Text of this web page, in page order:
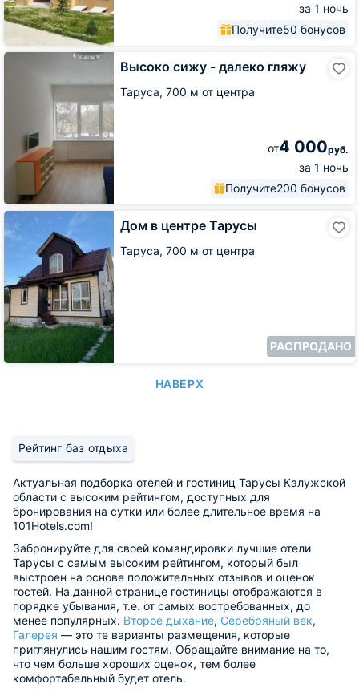
за 1 ночь
Получите50 бонусов
Высоко сижу - далеко гляжу
Таруса, 700 м от центра
от4 000руб.
за 1 ночь
Получите200 бонусов
Высоко
Дом в центре Тарусы
Таруса, 700 м от центра
РАСПРОДАНО
Дом
в
НАВЕРХ
Рейтинг баз отдыха
Актуальная подборка отелей и гостиниц Тарусы Калужской
области с высоким рейтингом, доступных для
бронирования на сутки или более длительное время на
101Hotels.com!
Забронируйте для своей командировки лучшие отели
Тарусы с самым высоким рейтингом, который был
выстроен на основе положительных отзывов и оценок
гостей. На данной странице гостиницы отображаются в
порядке убывания, т.е. от самых востребованных, до
менее популярных. Второе дыхание, Серебряный век,
Галерея — это те варианты размещения, которые
приглянулись нашим гостям. Обращайте внимание на то,
что чем больше хороших оценок, тем более
комфортабельный будет отель.